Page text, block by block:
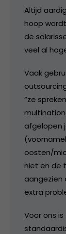
Altijd
hoop
de
veel al
Vaak
“ze
afgelopen
oosten/
niet en de
aangezien
extra
Voor ons